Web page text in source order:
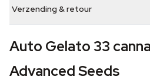
Verzending & retour
Auto Gelato 33
Advanced Seeds